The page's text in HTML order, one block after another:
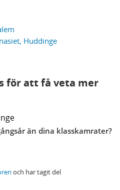
Huddinge
för att få veta mer
än dina klasskamrater?
och har tagit del